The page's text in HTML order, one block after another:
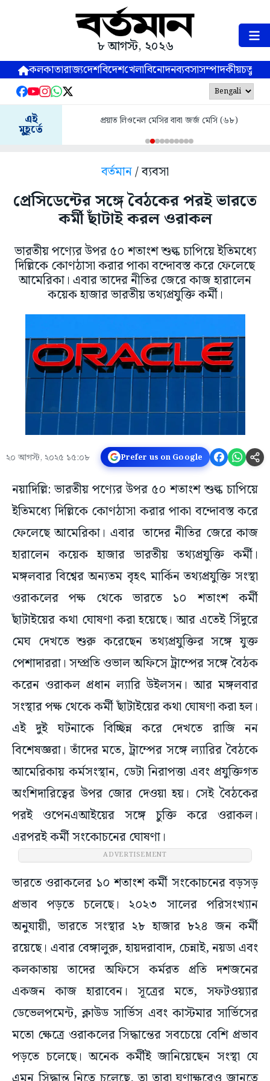
৮ আগস্ট, ২০২৬
কলকাতারাজ্যদেশবিদেশখেলাবিনোদনব্যবসাসম্পাদকীয়
এই
মুহূর্তে
প্রয়াত লিওনেল মেসির বাবা জর্জ মেসি (৬৮)
বর্তমান/ ব্যবসা
প্রেসিডেন্টের সঙ্গে বৈঠকের পরই ভারতে
কর্মী ছাঁটাই করল ওরাকল
ভারতীয় পণ্যের উপর ৫০ শতাংশ শুল্ক চাপিয়ে ইতিমধ্যে
দিল্লিকে কোণঠাসা করার পাকা বন্দোবস্ত করে ফেলেছে
আমেরিকা। এবার তাদের নীতির জেরে কাজ হারালেন
কয়েক হাজার ভারতীয় তথ্যপ্রযুক্তি কর্মী।
২০ আগস্ট, ২০২৫ ১৫:০৮ Prefer us on Google
নয়াদিল্লি: ভারতীয় পণ্যের উপর ৫০ শতাংশ শুল্ক চাপিয়ে
ইতিমধ্যে দিল্লিকে কোণঠাসা করার পাকা বন্দোবস্ত করে
ফেলেছে আমেরিকা। এবার তাদের নীতির জেরে কাজ
হারালেন কয়েক হাজার ভারতীয় তথ্যপ্রযুক্তি কর্মী।
মঙ্গলবার বিশ্বের অন্যতম বৃহৎ মার্কিন তথ্যপ্রযুক্তি সংস্থা
ওরাকলের পক্ষ থেকে ভারতে ১০ শতাংশ কর্মী
ছাঁটাইয়ের কথা ঘোষণা করা হয়েছে। আর এতেই সিঁদুরে
মেঘ দেখতে শুরু করেছেন তথ্যপ্রযুক্তির সঙ্গে যুক্ত
পেশাদাররা। সম্প্রতি ওভাল অফিসে ট্রাম্পের সঙ্গে বৈঠক
করেন ওরাকল প্রধান ল্যারি উইলসন। আর মঙ্গলবার
সংস্থার পক্ষ থেকে কর্মী ছাঁটাইয়ের কথা ঘোষণা করা হল।
এই দুই ঘটনাকে বিচ্ছিন্ন করে দেখতে রাজি নন
বিশেষজ্ঞরা। তাঁদের মতে, ট্রাম্পের সঙ্গে ল্যারির বৈঠকে
আমেরিকায় কর্মসংস্থান, ডেটা নিরাপত্তা এবং প্রযুক্তিগত
অংশিদারিত্বের উপর জোর দেওয়া হয়। সেই বৈঠকের
পরই ওপেনএআইয়ের সঙ্গে চুক্তি করে ওরাকল।
এরপরই কর্মী সংকোচনের ঘোষণা।
ADVERTISEMENT
ভারতে ওরাকলের ১০ শতাংশ কর্মী সংকোচনের বড়সড়
প্রভাব পড়তে চলেছে। ২০২৩ সালের পরিসংখ্যান
অনুযায়ী, ভারতে সংস্থার ২৮ হাজার ৮২৪ জন কর্মী
রয়েছে। এবার বেঙ্গালুরু, হায়দরাবাদ, চেন্নাই, নয়ডা এবং
কলকাতায় তাদের অফিসে কর্মরত প্রতি দশজনের
একজন কাজ হারাবেন। সূত্রের মতে, সফটওয়্যার
ডেভেলপমেন্ট, ক্লাউড সার্ভিস এবং কাস্টমার সার্ভিসের
মতো ক্ষেত্রে ওরাকলের সিদ্ধান্তের সবচেয়ে বেশি প্রভাব
পড়তে চলেছে। অনেক কর্মীই জানিয়েছেন সংস্থা যে